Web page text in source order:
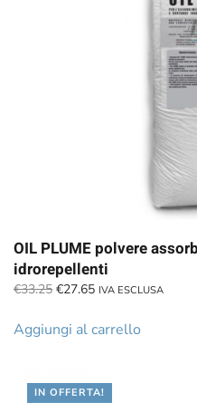
OIL PLUME polvere
idrorepellenti
€33.25 Il
originale
€27.65Il
attuale
IVA ESCLUSA
Aggiungi al carrello
IN OFFERTA!